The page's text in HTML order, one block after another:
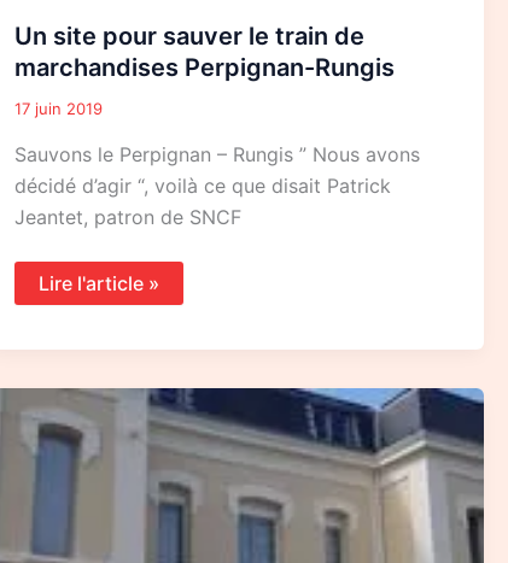
Un site pour sauver le train de
marchandises Perpignan-Rungis
17 juin 2019
Sauvons le Perpignan – Rungis ” Nous avons
décidé d’agir “, voilà ce que disait Patrick
Jeantet, patron de SNCF
Lire l'article »
“Petites”
lignes
ferroviaires
: